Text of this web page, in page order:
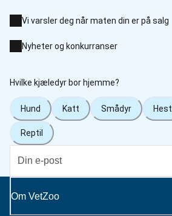
Vi varsler deg når maten din er på salg
Nyheter og konkurranser
Hvilke kjæledyr bor hjemme?
Hund Katt Smådyr Hest
Reptil
Om VetZoo